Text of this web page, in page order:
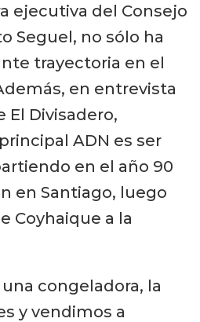
ejecutiva del Consejo
Seguel, no sólo ha
trayectoria en el
en entrevista
El Divisadero,
ADN es ser
en el año 90
en Santiago, luego
Coyhaique a la
congeladora, la
y vendimos a